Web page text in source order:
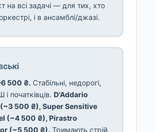
на всі задачі — для тих, хто
і в ансамблі/джазі.
500 ₴. Стабільні, недорогі,
початківців. D'Addario
500 ₴), Super Sensitive
(~4 500 ₴), Pirastro
(~5 500 ₴). Тримають стрій,